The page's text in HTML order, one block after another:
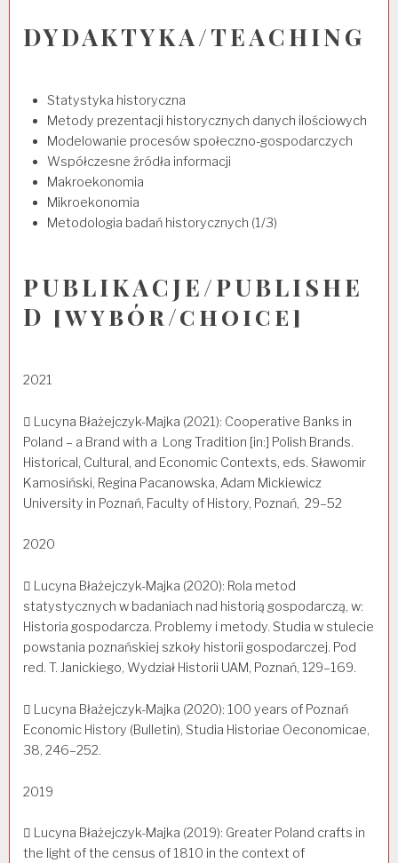
DYDAKTYKA/TEACHING
Statystyka historyczna
Metody prezentacji historycznych danych ilościowych
Modelowanie procesów społeczno-gospodarczych
Współczesne źródła informacji
Makroekonomia
Mikroekonomia
Metodologia badań historycznych (1/3)
PUBLIKACJE/PUBLISHE
D [wybór/choice]
2021
 Lucyna Błażejczyk-Majka (2021): Cooperative Banks in
Poland – a Brand with a Long Tradition [in:] Polish Brands.
Historical, Cultural, and Economic Contexts, eds. Sławomir
Kamosiński, Regina Pacanowska, Adam Mickiewicz
University in Poznań, Faculty of History, Poznań, 29–52
2020
 Lucyna Błażejczyk-Majka (2020): Rola metod
statystycznych w badaniach nad historią gospodarczą, w:
Historia gospodarcza. Problemy i metody. Studia w stulecie
powstania poznańskiej szkoły historii gospodarczej. Pod
red. T. Janickiego, Wydział Historii UAM, Poznań, 129–169.
 Lucyna Błażejczyk-Majka (2020): 100 years of Poznań
Economic History (Bulletin), Studia Historiae Oeconomicae,
38, 246–252.
2019
 Lucyna Błażejczyk-Majka (2019): Greater Poland crafts in
the light of the census of 1810 in the context of